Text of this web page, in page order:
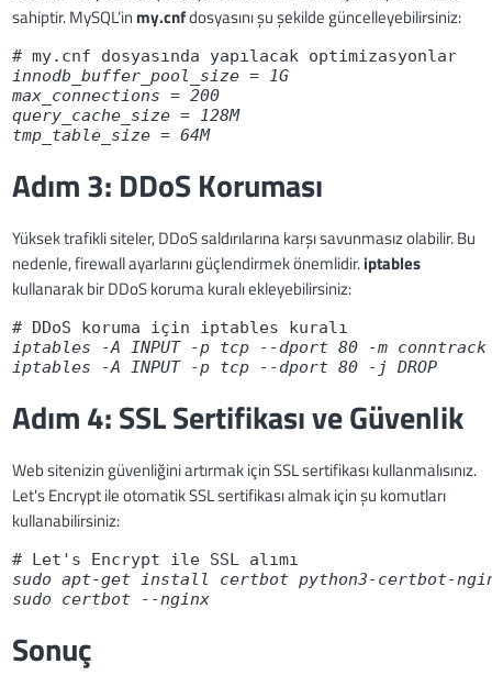
sahiptir. MySQL’in my.cnfdosyasını şu şekilde güncelleyebilirsiniz:
innodb_buffer_pool_size = 1G
max_connections = 200
query_cache_size = 128M
tmp_table_size = 64M
Adım 3: DDoS Koruması
Yüksek trafikli siteler, DDoS saldırılarına karşı savunmasız olabilir. Bu
nedenle, firewall ayarlarını güçlendirmek önemlidir.iptables
kullanarak bir DDoS koruma kuralı ekleyebilirsiniz:
iptables -A INPUT -p tcp --dport 80 -m
iptables -A INPUT -p tcp --dport 80 -j DROP
Adım 4: SSL Sertifikası ve Güvenlik
Web sitenizin güvenliğini artırmak için SSL sertifikası kullanmalısınız.
Let's Encrypt ile otomatik SSL sertifikası almak için şu komutları
kullanabilirsiniz:
sudo apt-get install certbot python3-certbot-
sudo certbot --nginx
Sonuç